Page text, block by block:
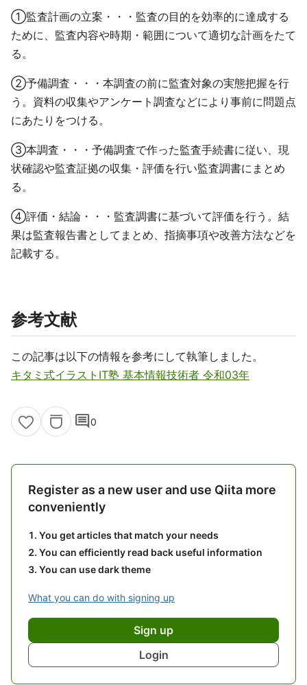
①監査計画の立案・・・監査の目的を効率的に達成する
ために、監査内容や時期・範囲について適切な計画をたて
る。
②予備調査・・・本調査の前に監査対象の実態把握を行
う。資料の収集やアンケート調査などにより事前に問題点
にあたりをつける。
③本調査・・・予備調査で作った監査手続書に従い、現
状確認や監査証拠の収集・評価を行い監査調書にまとめ
る。
④評価・結論・・・監査調書に基づいて評価を行う。結
果は監査報告書としてまとめ、指摘事項や改善方法などを
記載する。
参考文献
この記事は以下の情報を参考にして執筆しました。
キタミ式イラストIT塾 基本情報技術者 令和03年
comment0
Register as a new user and use Qiita more
conveniently
You get articles that match your needs
You can efficiently read back useful information
You can use dark theme
What you can do with signing up
Sign up
Login